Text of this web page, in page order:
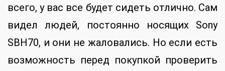
всего, у вас все будет сидеть отлично. Сам
видел людей, постоянно носящих Sony
SBH70, и они не жаловались. Но если есть
возможность перед покупкой проверить